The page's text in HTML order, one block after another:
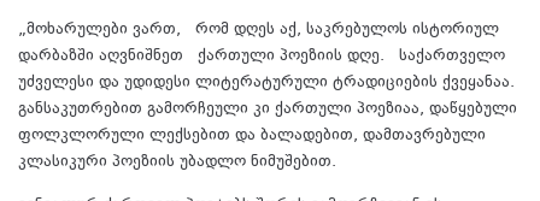
„მოხარულები ვართ, რომ დღეს აქ, საკრებულოს ისტორიულ
დარბაზში აღვნიშნეთ ქართული პოეზიის დღე. საქართველო
უძველესი და უდიდესი ლიტერატურული ტრადიციების ქვეყანაა.
განსაკუთრებით გამორჩეული კი ქართული პოეზიაა, დაწყებული
ფოლკლორული ლექსებით და ბალადებით, დამთავრებული
კლასიკური პოეზიის უბადლო ნიმუშებით.